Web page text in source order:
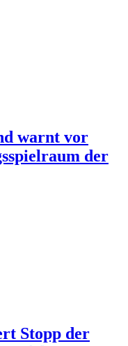
warnt vor
der
Stopp der